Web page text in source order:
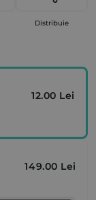
Distribuie
12.00 Lei
149.00 Lei